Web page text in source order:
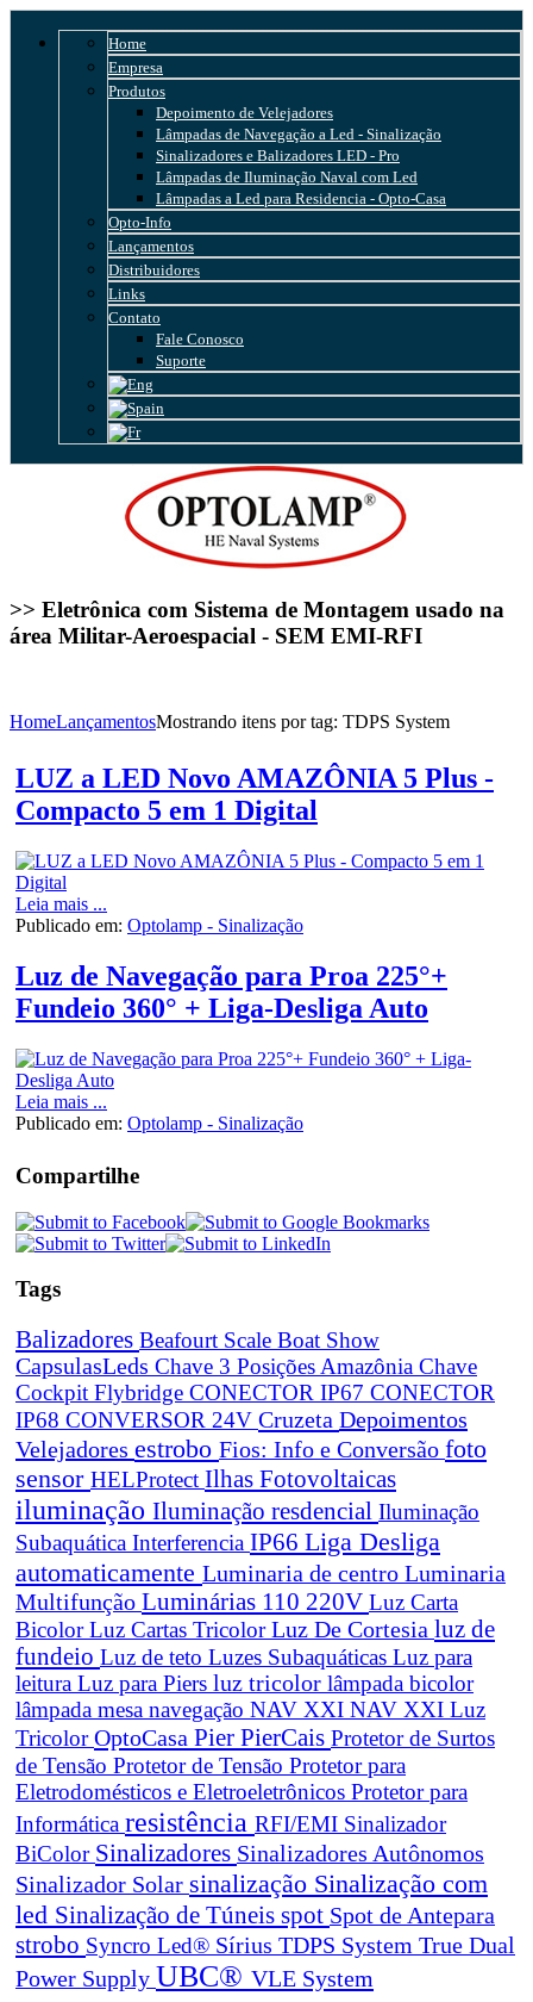
Home
Empresa
Produtos
Depoimento de Velejadores
Lâmpadas de Navegação a Led - Sinalização
Sinalizadores e Balizadores LED - Pro
Lâmpadas de Iluminação Naval com Led
Lâmpadas a Led para Residencia - Opto-Casa
Opto-Info
Lançamentos
Distribuidores
Links
Contato
Fale Conosco
Suporte
>> Eletrônica com Sistema de Montagem usado na
área Militar-Aeroespacial - SEM EMI-RFI
HomeLançamentosMostrando itens por tag: TDPS System
LUZ a LED Novo AMAZÔNIA 5 Plus -
Compacto 5 em 1 Digital
Leia mais ...
Publicado em: Optolamp - Sinalização
Luz de Navegação para Proa 225°+
Fundeio 360° + Liga-Desliga Auto
Leia mais ...
Publicado em: Optolamp - Sinalização
Compartilhe
Tags
Balizadores Beafourt Scale Boat Show
CapsulasLeds Chave 3 Posições Amazônia Chave
Cockpit Flybridge CONECTOR IP67 CONECTOR
IP68 CONVERSOR 24V Cruzeta Depoimentos
Velejadores estrobo Fios: Info e Conversão foto
sensor HELProtect Ilhas Fotovoltaicas
iluminação Iluminação resdencial Iluminação
Subaquática Interferencia IP66 Liga Desliga
automaticamente Luminaria de centro Luminaria
Multifunção Luminárias 110 220V Luz Carta
BicolorLuz Cartas TricolorLuz De Cortesia luz de
fundeio Luz de teto Luzes Subaquáticas Luz para
leitura Luz para Piers luz tricolor lâmpada bicolor
lâmpada mesa navegação NAV XXI NAV XXI Luz
TricolorOptoCasa Pier PierCais Protetor de Surtos
de Tensão Protetor de Tensão Protetor para
Eletrodomésticos e Eletroeletrônicos Protetor para
Informática resistência RFI/EMI Sinalizador
BiColor Sinalizadores Sinalizadores Autônomos
Sinalizador Solar sinalização Sinalização com
led Sinalização de Túneis spot Spot de Antepara
strobo Syncro Led® Sírius TDPS System True Dual
Power Supply UBC® VLE System